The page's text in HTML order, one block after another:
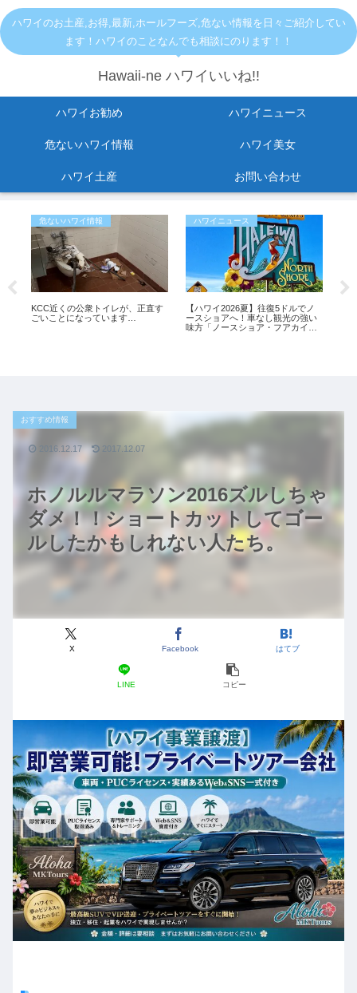
ハワイのお土産,お得,最新,ホールフーズ,危ない情報を日々ご紹介してい
ます！ハワイのことなんでも相談にのります！！
Hawaii-ne ハワイいいね!!
ハワイお勧め ハワイニュース
危ないハワイ情報 ハワイ美女
ハワイ土産 お問い合わせ
危ないハワイ情報
KCC近くの公衆トイレが、正直す
ごいことになっています…
ハワイニュース
【ハワイ2026夏】往復5ドルでノ
ースショアへ！車なし観光の強い
味方「ノースショア・フアカイ」
ホノルルマラソン2016ズルしちゃ
ダメ！！ショートカットしてゴー
ルしたかもしれない人たち。
おすすめ情報
X Facebook はてブ
LINE コピー
2016.12.17 2017.12.07